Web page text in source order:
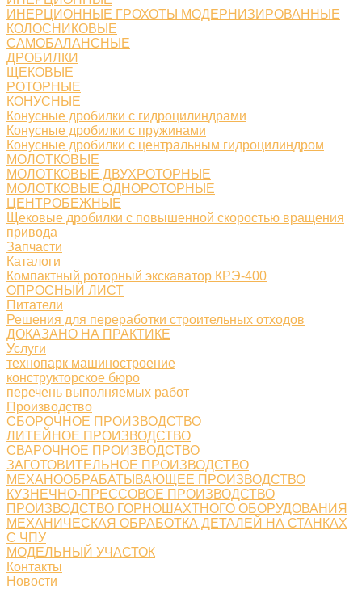
ИНЕРЦИОННЫЕ ГРОХОТЫ МОДЕРНИЗИРОВАННЫЕ
КОЛОСНИКОВЫЕ
САМОБАЛАНСНЫЕ
ДРОБИЛКИ
ЩЕКОВЫЕ
РОТОРНЫЕ
КОНУСНЫЕ
Конусные дробилки с гидроцилиндрами
Конусные дробилки с пружинами
Конусные дробилки с центральным гидроцилиндром
МОЛОТКОВЫЕ
МОЛОТКОВЫЕ ДВУХРОТОРНЫЕ
МОЛОТКОВЫЕ ОДНОРОТОРНЫЕ
ЦЕНТРОБЕЖНЫЕ
Щековые дробилки с повышенной скоростью вращения
привода
Запчасти
Каталоги
Компактный роторный экскаватор КРЭ-400
ОПРОСНЫЙ ЛИСТ
Питатели
Решения для переработки строительных отходов
ДОКАЗАНО НА ПРАКТИКЕ
Услуги
технопарк машиностроение
конструкторское бюро
перечень выполняемых работ
Производство
СБОРОЧНОЕ ПРОИЗВОДСТВО
ЛИТЕЙНОЕ ПРОИЗВОДСТВО
СВАРОЧНОЕ ПРОИЗВОДСТВО
ЗАГОТОВИТЕЛЬНОЕ ПРОИЗВОДСТВО
МЕХАНООБРАБАТЫВАЮЩЕЕ ПРОИЗВОДСТВО
КУЗНЕЧНО-ПРЕССОВОЕ ПРОИЗВОДСТВО
ПРОИЗВОДСТВО ГОРНОШАХТНОГО ОБОРУДОВАНИЯ
МЕХАНИЧЕСКАЯ ОБРАБОТКА ДЕТАЛЕЙ НА СТАНКАХ
С ЧПУ
МОДЕЛЬНЫЙ УЧАСТОК
Контакты
Новости